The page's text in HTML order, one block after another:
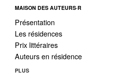
MAISON DES AUTEURS·R
Présentation
Les résidences
Prix littéraires
Auteurs en résidence
PLUS